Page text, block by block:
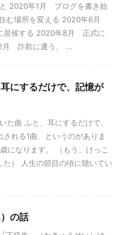
2020年1月 ブログを書き始
む場所を変える 2020年6月
居候する 2020年8月 正式に
月 詐欺に遭う、 ...
にするだけで、記憶が
た曲 ふと、耳にするだけで、
れる1曲、というのがありま
になります。 （もう、けっこ
た） 人生の節目の頃に聴いてい
の話